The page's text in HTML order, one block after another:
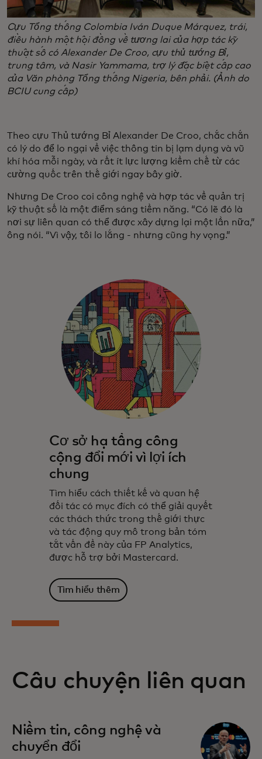
Cựu Tổng thống Colombia Iván Duque Márquez, trái,
điều hành một hội đồng về tương lai của hợp tác kỹ
thuật số có Alexander De Croo, cựu thủ tướng Bỉ,
trung tâm, và Nasir Yammama, trợ lý đặc biệt cấp cao
của Văn phòng Tổng thống Nigeria, bên phải. (Ảnh do
BCIU cung cấp)
Theo cựu Thủ tướng Bỉ Alexander De Croo, chắc chắn
có lý do để lo ngại về việc thông tin bị lạm dụng và vũ
khí hóa mỗi ngày, và rất ít lực lượng kiềm chế từ các
cường quốc trên thế giới ngay bây giờ.
Nhưng De Croo coi công nghệ và hợp tác về quản trị
kỹ thuật số là một điểm sáng tiềm năng. “Có lẽ đó là
nơi sự liên quan có thể được xây dựng lại một lần nữa,”
ông nói. “Vì vậy, tôi lo lắng - nhưng cũng hy vọng.”
Cơ sở hạ tầng công
cộng đổi mới vì lợi ích
chung
Tìm hiểu cách thiết kế và quan hệ
đối tác có mục đích có thể giải quyết
các thách thức trong thế giới thực
và tác động quy mô trong bản tóm
tắt vấn đề này của FP Analytics,
được hỗ trợ bởi Mastercard.
Tìm hiểu thêm
Câu chuyện liên quan
Niềm tin, công nghệ và
chuyển đổi